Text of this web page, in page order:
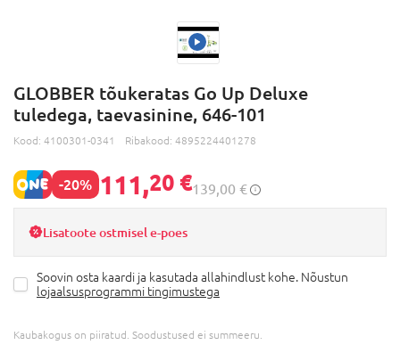
GLOBBER tõukeratas Go Up Deluxe
tuledega, taevasinine, 646-101
Kood: 4100301-0341 Ribakood: 4895224401278
-20% 111,20 €139,00 €
Lisatoote ostmisel e-poes
Soovin osta kaardi ja kasutada allahindlust kohe. Nõustun
lojaalsusprogrammi tingimustega
Kaubakogus on piiratud. Soodustused ei summeeru.